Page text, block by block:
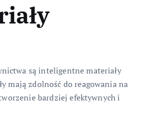
są inteligentne materiały
mają zdolność do reagowania na
bardziej efektywnych i